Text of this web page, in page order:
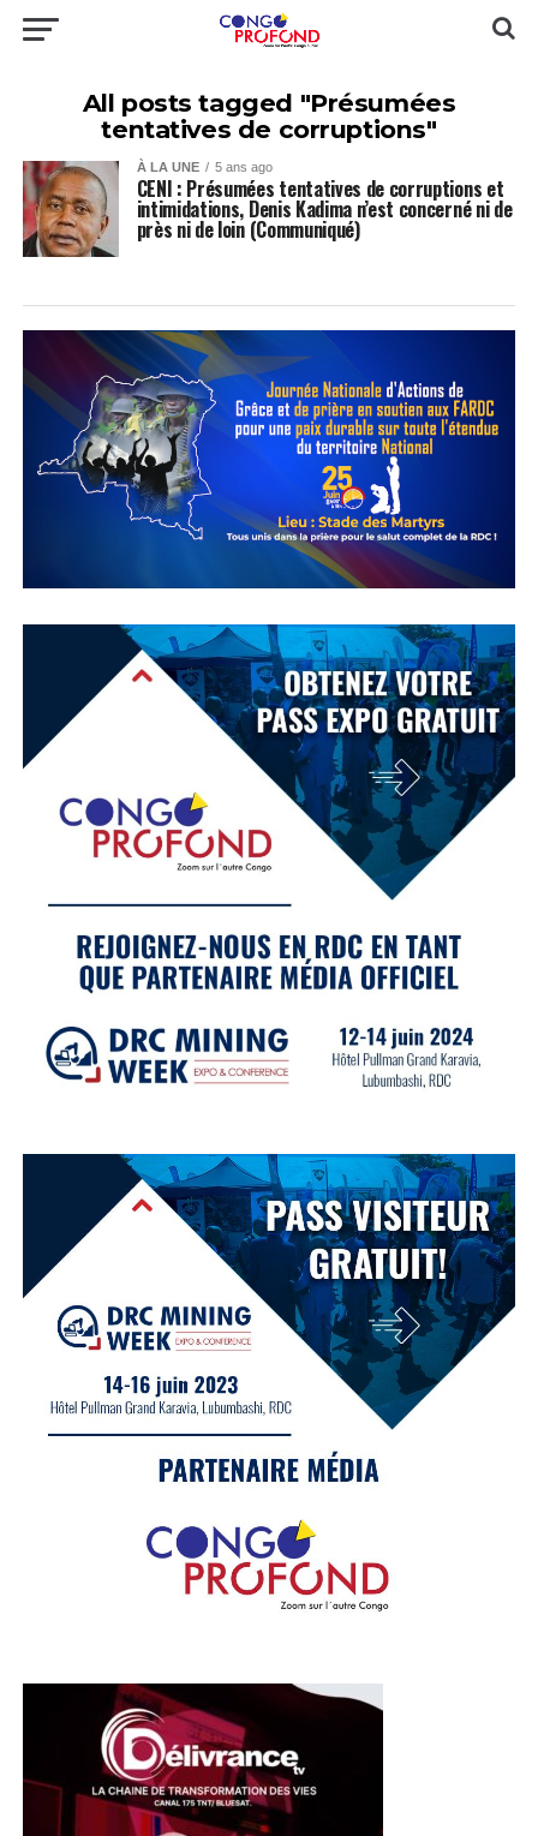
All posts tagged "Présumées
tentatives de corruptions"
À LA UNE 5 ans ago
CENI : Présumées tentatives de corruptions et
intimidations, Denis Kadima n’est concerné ni de
près ni de loin (Communiqué)